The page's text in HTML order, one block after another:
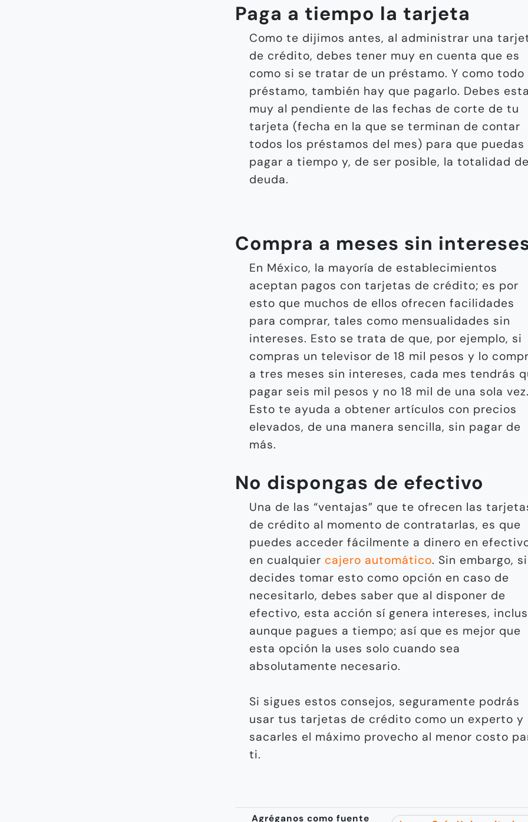
Paga a tiempo la tarjeta
Como te dijimos antes, al administrar una
de crédito, debes tener muy en cuenta que es
como si se tratar de un préstamo. Y como todo
préstamo, también hay que pagarlo. Debes
muy al pendiente de las fechas de corte de tu
tarjeta (fecha en la que se terminan de contar
todos los préstamos del mes) para que puedas
pagar a tiempo y, de ser posible, la totalidad
deuda.
Compra a meses sin
En México, la mayoría de establecimientos
aceptan pagos con tarjetas de crédito; es por
esto que muchos de ellos ofrecen facilidades
para comprar, tales como mensualidades sin
intereses. Esto se trata de que, por ejemplo, si
compras un televisor de 18 mil pesos y lo
a tres meses sin intereses, cada mes tendrás
pagar seis mil pesos y no 18 mil de una sola vez.
Esto te ayuda a obtener artículos con precios
elevados, de una manera sencilla, sin pagar de
más.
No dispongas de efectivo
Una de las “ventajas” que te ofrecen las
de crédito al momento de contratarlas, es que
puedes acceder fácilmente a dinero en
en cualquier cajero automático. Sin embargo, si
decides tomar esto como opción en caso de
necesitarlo, debes saber que al disponer de
efectivo, esta acción sí genera intereses,
aunque pagues a tiempo; así que es mejor que
esta opción la uses solo cuando sea
absolutamente necesario.
Si sigues estos consejos, seguramente podrás
usar tus tarjetas de crédito como un experto y
sacarles el máximo provecho al menor costo
ti.
Agréganos como fuente